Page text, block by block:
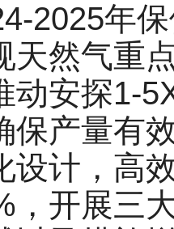
2025年
天然气重
动安探1-
保产量有
设计，高
，开展三